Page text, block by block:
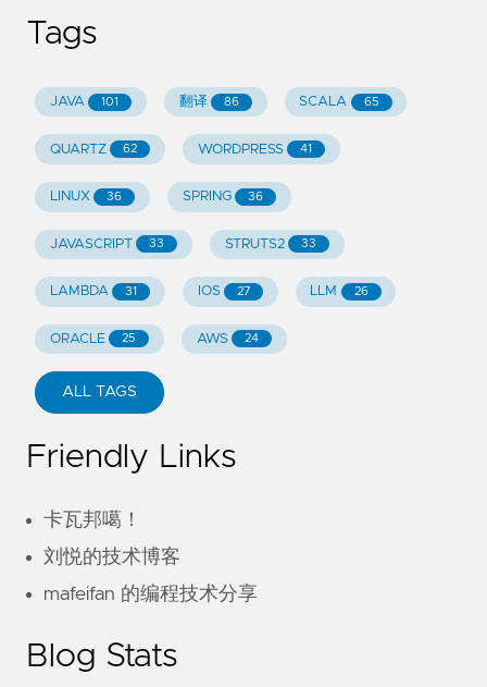
Tags
JAVA 101 翻译 86 SCALA 65
QUARTZ 62 WORDPRESS 41
LINUX 36 SPRING 36
JAVASCRIPT 33 STRUTS2 33
LAMBDA 31 IOS 27 LLM 26
ORACLE 25 AWS 24
ALL TAGS
Friendly Links
卡瓦邦噶！
刘悦的技术博客
mafeifan 的编程技术分享
Blog Stats